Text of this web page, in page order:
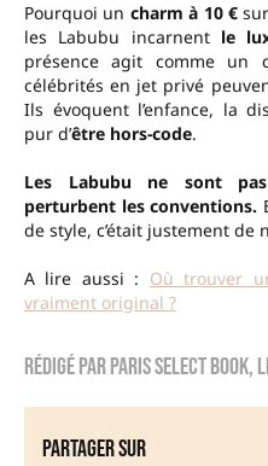
Pourquoi un charm à 10 €
les Labubu incarnent le
présence agit comme un
célébrités en jet privé
Ils évoquent l’enfance, la
pur d’être hors-code.
Les Labubu ne sont
perturbent les conventions.
de style, c’était justement de
A lire aussi : Où trouver
vraiment original ?
Rédigé parParis Select Book,
Partager sur